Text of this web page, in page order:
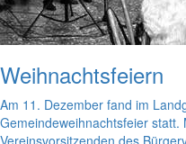
Weihnachtsfeiern
Am 11. Dezember fand im
Gemeindeweihnachtsfeier